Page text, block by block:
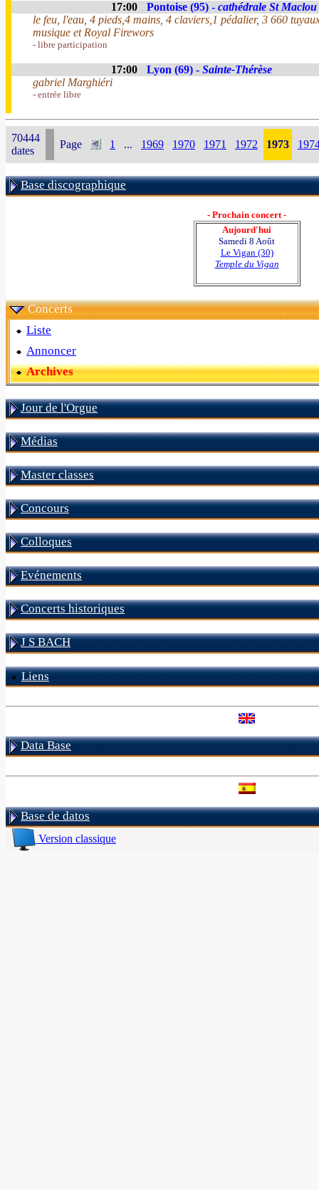
17:00 Pontoise (95) - cathédrale St Maclou
le feu, l'eau, 4 pieds,4 mains, 4 claviers,1 pédalier, 3 660
musique et Royal Firewors
- libre participation
17:00 Lyon (69) - Sainte-Thérèse
gabriel Marghiéri
- entrée libre
70444
dates
Page 1 ... 1969 1970 1971 1972 1973
Base discographique
- Prochain concert -
Aujourd'hui
Samedi 8 Août
Le Vigan (30)
Temple du Vigan
Concerts
Liste
Annoncer
Archives
Jour de l'Orgue
Médias
Master classes
Concours
Colloques
Evénements
Concerts historiques
J S BACH
Liens
Data Base
Base de datos
Version classique